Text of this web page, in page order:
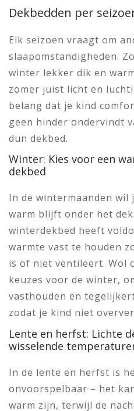
Dekbedden per
Elk seizoen vraagt om
slaapomstandigheden.
winter lekker dik en
zomer juist licht en
belang dat je kind
geen hinder ondervindt
dun dekbed.
Winter: Kies voor een
dekbed
In de wintermaanden wil
warm blijft onder het
winterdekbed heeft
warmte vast te houden
is of niet ventileert. Wol
keuzes voor de winter,
vasthouden en
zodat je kind niet
Lente en herfst: Lichte
wisselende
In de lente en herfst is
onvoorspelbaar – het
warm zijn, terwijl de